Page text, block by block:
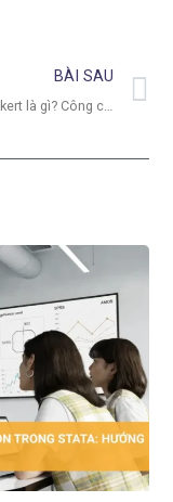
BÀI SAU
Thang đo likert là gì? Công cụ khảo sát linh hoạt trong nghiên cứu